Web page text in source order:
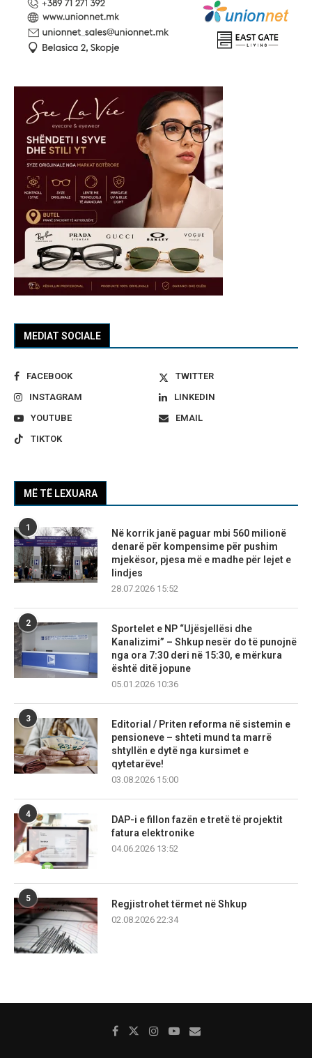
MEDIAT SOCIALE
FACEBOOK
TWITTER
INSTAGRAM
LINKEDIN
YOUTUBE
EMAIL
TIKTOK
MË TË LEXUARA
1
Në korrik janë paguar mbi 560 milionë
denarë për kompensime për pushim
mjekësor, pjesa më e madhe për lejet e
lindjes
28.07.2026 15:52
2
Sportelet e NP “Ujësjellësi dhe
Kanalizimi” – Shkup nesër do të punojnë
nga ora 7:30 deri në 15:30, e mërkura
është ditë jopune
05.01.2026 10:36
3
Editorial / Priten reforma në sistemin e
pensioneve – shteti mund ta marrë
shtyllën e dytë nga kursimet e
qytetarëve!
03.08.2026 15:00
4
DAP-i e fillon fazën e tretë të projektit
fatura elektronike
04.06.2026 13:52
5
Regjistrohet tërmet në Shkup
02.08.2026 22:34